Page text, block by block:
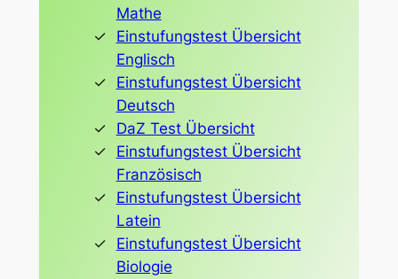
Mathe
Einstufungstest Übersicht
Englisch
Einstufungstest Übersicht
Deutsch
DaZ Test Übersicht
Einstufungstest Übersicht
Französisch
Einstufungstest Übersicht
Latein
Einstufungstest Übersicht
Biologie